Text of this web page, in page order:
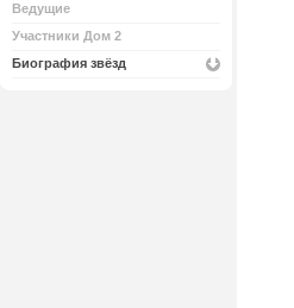
Ведущие
Участники Дом 2
Биография звёзд